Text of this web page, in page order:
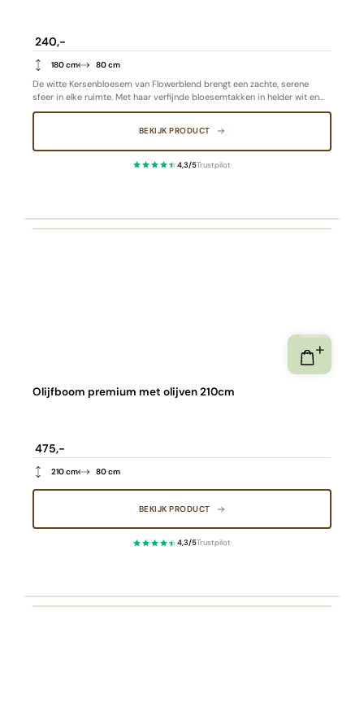
240,-
180 cm 80 cm
De witte Kersenbloesem van Flowerblend brengt een zachte, serene
sfeer in elke ruimte. Met haar verfijnde bloesemtakken in helder wit en
een levensechte vertakking is deze kunstplant een symbool van pure
BEKIJK PRODUCT
4,3/5Trustpilot·
Olijfboom premium met olijven 210cm
475,-
210 cm 80 cm
BEKIJK PRODUCT
4,3/5Trustpilot·